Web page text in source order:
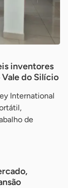
inventores
do Silício
International
de